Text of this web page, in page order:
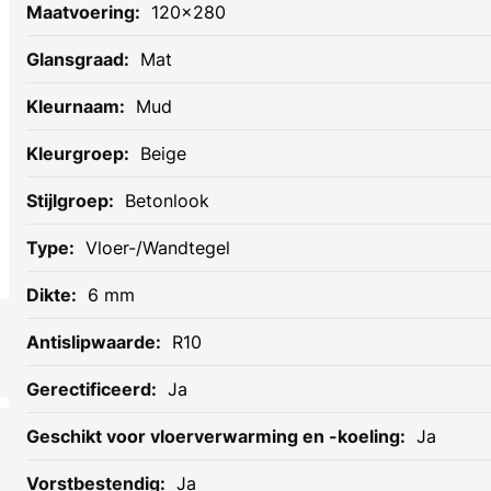
120x280
Mat
Mud
Beige
Betonlook
Vloer-/Wandtegel
6 mm
R10
Ja
Ja
Ja